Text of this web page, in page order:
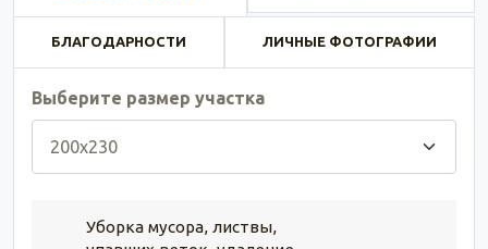
БЛАГОДАРНОСТИ ЛИЧНЫЕ ФОТОГРАФИИ
Выберите размер участка
Уборка мусора, листвы,